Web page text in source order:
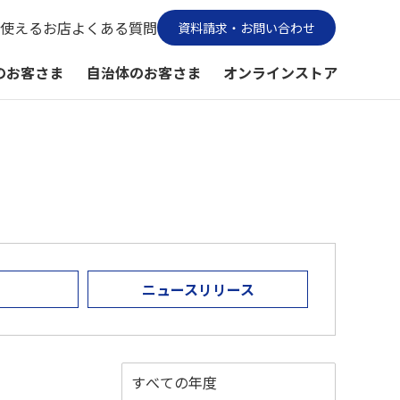
お客さま 自治体のお客さま オンラインストア
使えるお店よくある質問 資料請求・お問い合わせ
ニュースリリース